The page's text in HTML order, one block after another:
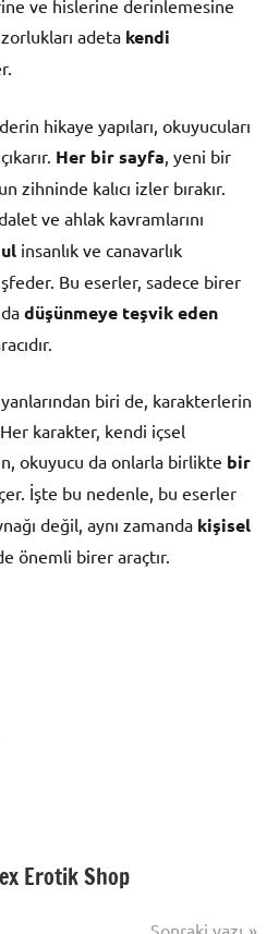
ve hislerine derinlemesine
zorlukları adeta kendi
hikaye yapıları, okuyucuları
Her bir sayfa, yeni bir
zihninde kalıcı izler bırakır.
ve ahlak kavramlarını
insanlık ve canavarlık
Bu eserler, sadece birer
düşünmeye teşvik eden
biri de, karakterlerin
karakter, kendi içsel
okuyucu da onlarla birlikte bir
İşte bu nedenle, bu eserler
değil, aynı zamanda kişisel
önemli birer araçtır.
Erotik Shop
Sonraki yazı